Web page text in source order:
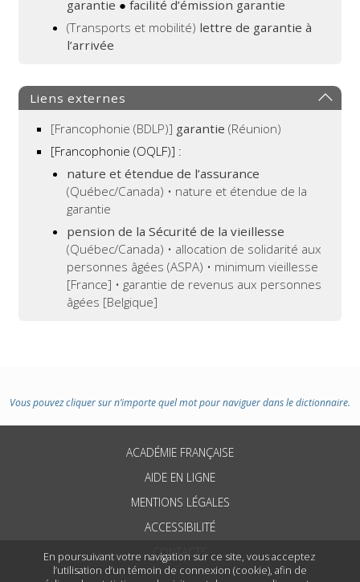
En poursuivant votre navigation sur ce site, vous acceptez
l’utilisation d’un témoin de connexion (cookie), afin de
garantie ●facilité d’émission garantie
(Transports et mobilité) lettre de garantie à
l’arrivée
Liens externes
[Francophonie (BDLP)] garantie (Réunion)
[Francophonie (OQLF)] :
nature et étendue de l’assurance
(Québec/Canada) • nature et étendue de la
garantie
pension de la Sécurité de la vieillesse
(Québec/Canada) • allocation de solidarité aux
personnes âgées (ASPA) • minimum vieillesse
[France] • garantie de revenus aux personnes
âgées [Belgique]
Vous pouvez cliquer sur n’importe quel mot pour naviguer dans le dictionnaire.
ACADÉMIE FRANÇAISE
AIDE EN LIGNE
MENTIONS LÉGALES
ACCESSIBILITÉ
CONTACTS